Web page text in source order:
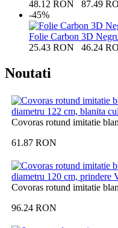
48.12 RON 87.49
-45%
Folie Carbon 3D
25.43 RON 46.24
Noutati
Covoras rotund imitatie
61.87 RON
Covoras rotund imitatie
96.24 RON